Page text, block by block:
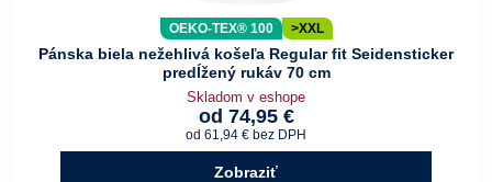
OEKO-TEX® 100 >XXL
Pánska biela nežehlivá košeľa Regular fit Seidensticker
predĺžený rukáv 70 cm
Skladom v eshope
od 74,95 €
od 61,94 € bez DPH
Zobraziť